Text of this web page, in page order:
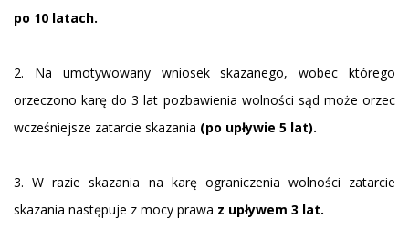
po 10 latach.
2. Na umotywowany wniosek skazanego, wobec którego
orzeczono karę do 3 lat pozbawienia wolności sąd może orzec
wcześniejsze zatarcie skazania (po upływie 5 lat).
3. W razie skazania na karę ograniczenia wolności zatarcie
skazania następuje z mocy prawa z upływem 3 lat.